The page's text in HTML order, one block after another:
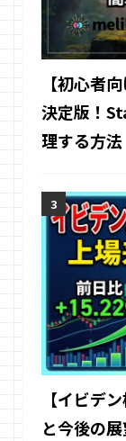
【初心
決定版！
理する方法
【イビデ
と今後の